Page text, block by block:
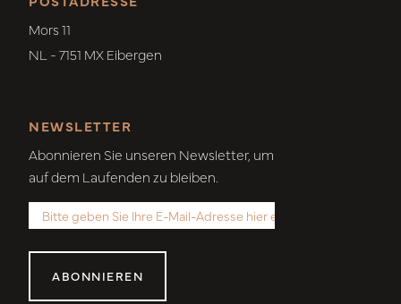
Mors 11
NL - 7151 MX Eibergen
NEWSLETTER
Abonnieren Sie unseren Newsletter, um
auf dem Laufenden zu bleiben.
ABONNIEREN